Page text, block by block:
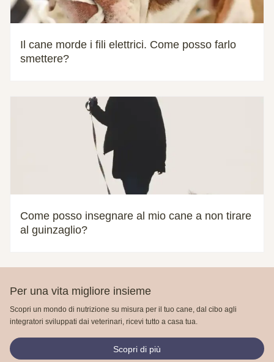
Il cane morde i fili elettrici. Come posso farlo
smettere?
Come posso insegnare al mio cane a non tirare
al guinzaglio?
Per una vita migliore insieme
Scopri un mondo di nutrizione su misura per il tuo cane, dal cibo agli
integratori sviluppati dai veterinari, ricevi tutto a casa tua.
Scopri di più